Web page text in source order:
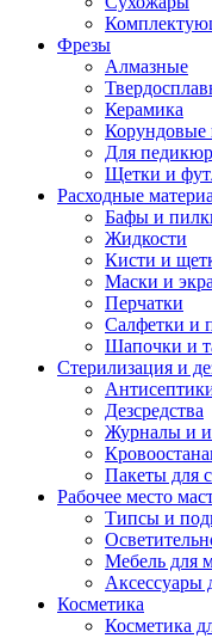
Фрезы
Алмазные
Керамика
Для
Щетки и
Расходные
Бафы и
Жидкости
Кисти и
Маски и
Перчатки
Салфетки и
Шапочки и
Стерилизация и
Дезсредства
Журналы и
Пакеты для
Рабочее место
Типсы и
Мебель для
Аксессуары
Косметика
Косметика